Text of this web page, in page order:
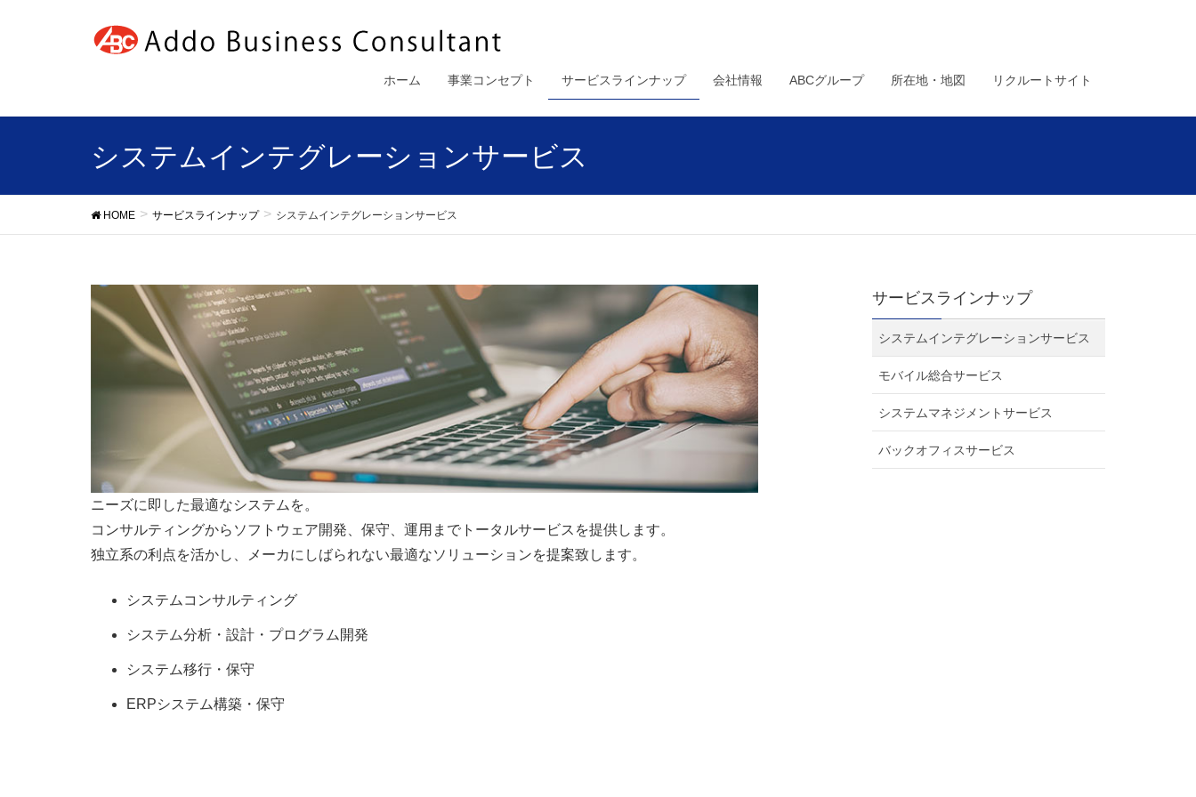
ホーム 事業コンセプト サービスラインナップ 会社情報 ABCグループ 所在地・地図 リクルートサイト
システムインテグレーションサービス
HOME サービスラインナップ システムインテグレーションサービス
ニーズに即した最適なシステムを。
コンサルティングからソフトウェア開発、保守、運用までトータルサービスを提供します。
独立系の利点を活かし、メーカにしばられない最適なソリューションを提案致します。
システムコンサルティング
システム分析・設計・プログラム開発
システム移行・保守
ERPシステム構築・保守
サービスラインナップ
システムインテグレーションサービス
モバイル総合サービス
システムマネジメントサービス
バックオフィスサービス